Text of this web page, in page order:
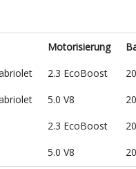
Motorisierung
2.3 EcoBoost
5.0 V8
2.3 EcoBoost
5.0 V8